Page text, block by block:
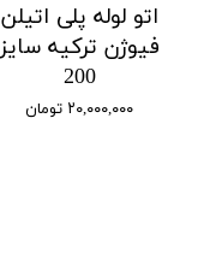
اتو لوله پلی اتیلن
فیوژن ترکیه سایز
200
۲۰,۰۰۰,۰۰۰ تومان